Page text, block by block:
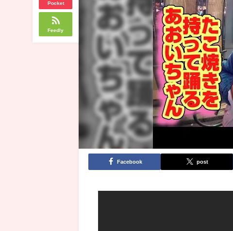
Pocket
Feedly
Facebook post